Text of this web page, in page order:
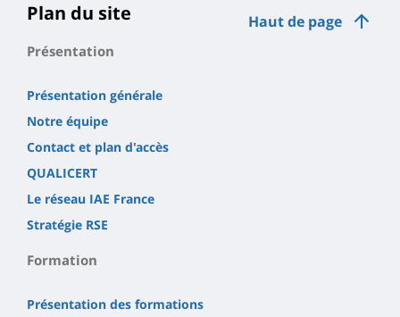
Haut de page
Plan du site
Présentation
Présentation générale
Notre équipe
Contact et plan d'accès
QUALICERT
Le réseau IAE France
Stratégie RSE
Formation
Présentation des formations